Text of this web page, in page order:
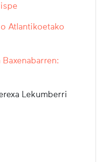
Atlantikoetako
Lekumberri